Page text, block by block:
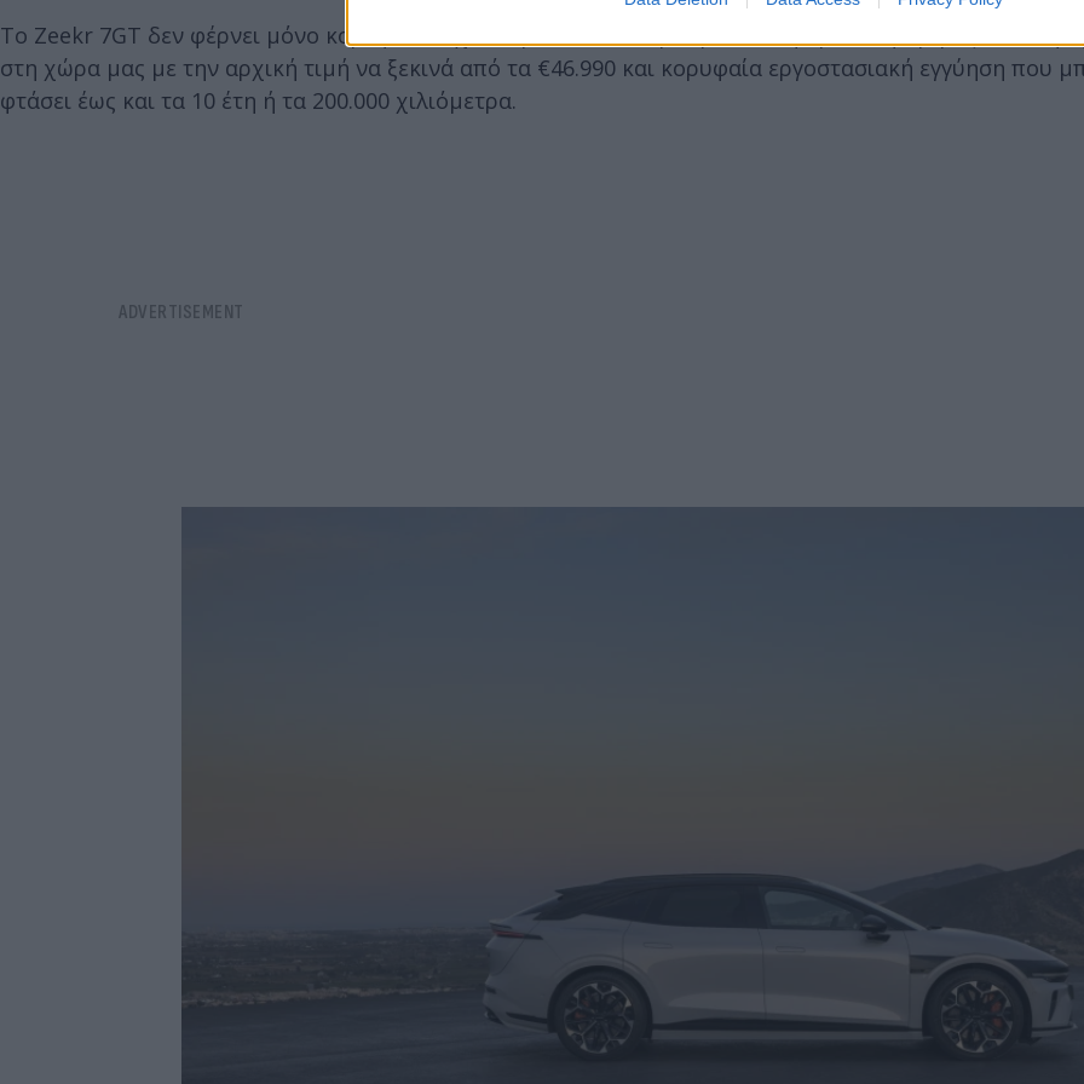
Το Zeekr 7GT δεν φέρνει μόνο κορυφαία τεχνολογία, αλλά και μια μοναδική πρόταση αγοράς. Είναι ήδη
στη χώρα μας με την αρχική τιμή να ξεκινά από τα €46.990 και κορυφαία εργοστασιακή εγγύηση που
φτάσει έως και τα 10 έτη ή τα 200.000 χιλιόμετρα.